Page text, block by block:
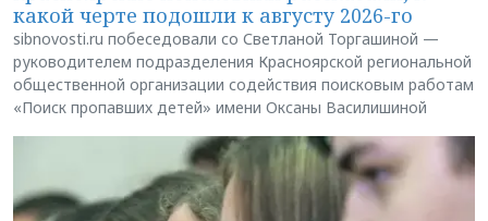
какой черте подошли к августу 2026-го
sibnovosti.ru побеседовали со Светланой Торгашиной —
руководителем подразделения Красноярской региональной
общественной организации содействия поисковым работам
«Поиск пропавших детей» имени Оксаны Василишиной